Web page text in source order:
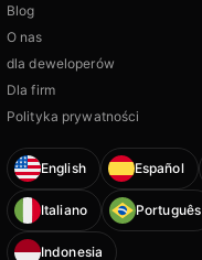
Blog
O nas
dla deweloperów
Dla firm
Polityka prywatności
English Español
Italiano Português
Indonesia